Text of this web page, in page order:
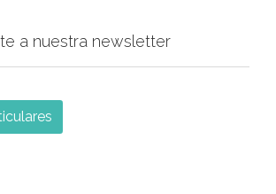
a nuestra newsletter